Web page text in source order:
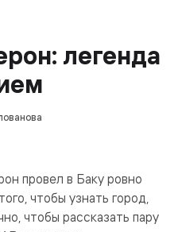
легенда
провел в Баку ровно
чтобы узнать город,
чтобы рассказать пару